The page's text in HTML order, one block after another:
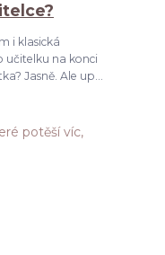
i klasická
učitelku na konci
Jasně. Ale up...